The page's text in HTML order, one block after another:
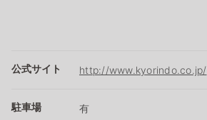
公式サイト http://www.kyorindo.co.jp/
駐車場 有